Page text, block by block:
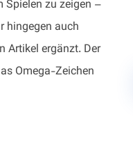
Spielen zu zeigen –
hingegen auch
Artikel ergänzt. Der
Omega-Zeichen